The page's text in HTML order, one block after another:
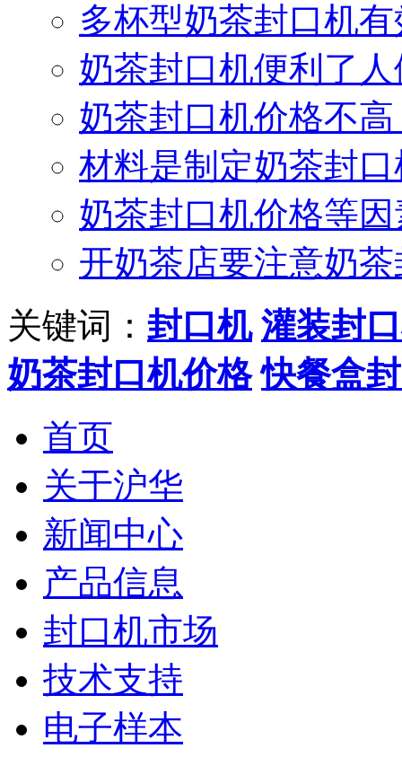
多杯型奶茶封口机
奶茶封口机便利了
奶茶封口机价格不
材料是制定奶茶封
奶茶封口机价格等因
开奶茶店要注意奶
关键词： 封口机 灌装封
奶茶封口机价格 快餐盒
首页
关于沪华
新闻中心
产品信息
封口机市场
技术支持
电子样本